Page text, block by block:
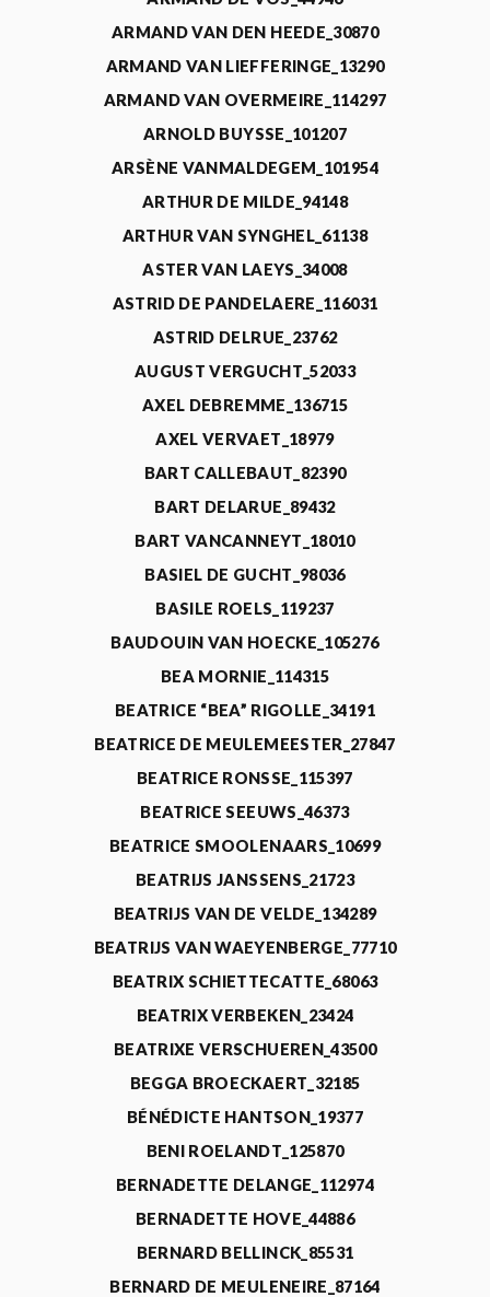
ARMAND VAN DEN HEEDE_30870
ARMAND VAN LIEFFERINGE_13290
ARMAND VAN OVERMEIRE_114297
ARNOLD BUYSSE_101207
ARSÈNE VANMALDEGEM_101954
ARTHUR DE MILDE_94148
ARTHUR VAN SYNGHEL_61138
ASTER VAN LAEYS_34008
ASTRID DE PANDELAERE_116031
ASTRID DELRUE_23762
AUGUST VERGUCHT_52033
AXEL DEBREMME_136715
AXEL VERVAET_18979
BART CALLEBAUT_82390
BART DELARUE_89432
BART VANCANNEYT_18010
BASIEL DE GUCHT_98036
BASILE ROELS_119237
BAUDOUIN VAN HOECKE_105276
BEA MORNIE_114315
BEATRICE “BEA” RIGOLLE_34191
BEATRICE DE MEULEMEESTER_27847
BEATRICE RONSSE_115397
BEATRICE SEEUWS_46373
BEATRICE SMOOLENAARS_10699
BEATRIJS JANSSENS_21723
BEATRIJS VAN DE VELDE_134289
BEATRIJS VAN WAEYENBERGE_77710
BEATRIX SCHIETTECATTE_68063
BEATRIX VERBEKEN_23424
BEATRIXE VERSCHUEREN_43500
BEGGA BROECKAERT_32185
BÉNÉDICTE HANTSON_19377
BENI ROELANDT_125870
BERNADETTE DELANGE_112974
BERNADETTE HOVE_44886
BERNARD BELLINCK_85531
BERNARD DE MEULENEIRE_87164